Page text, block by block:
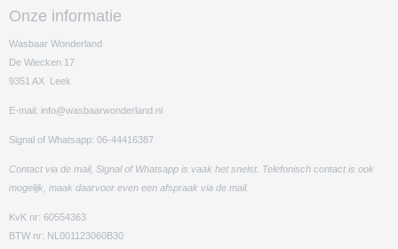
Onze informatie
Wasbaar Wonderland
De Wiecken 17
9351 AX Leek
E-mail: info@wasbaarwonderland.nl
Signal of Whatsapp: 06-44416387
Contact via de mail, Signal of Whatsapp is vaak het snelst. Telefonisch contact is ook
mogelijk, maak daarvoor even een afspraak via de mail.
KvK nr: 60554363
BTW nr: NL001123060B30